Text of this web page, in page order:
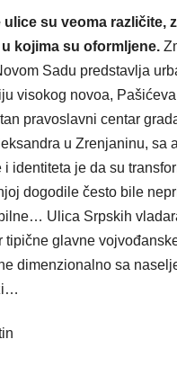
ulice su veoma različite,
kojima su oformljene.
Sadu predstavlja
visokog novoa,
pravoslavni centar
u Zrenjaninu, sa
i identiteta je da su
dogodile često bile
Ulica Srpskih
tipične glavne
dimenzionalno sa